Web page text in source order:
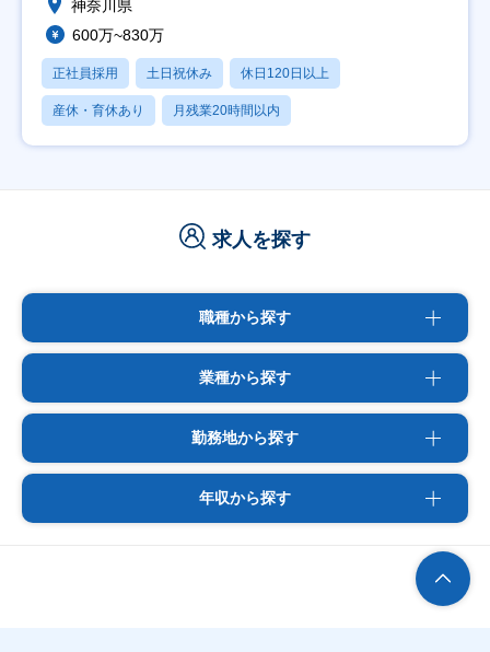
神奈川県
600万~830万
正社員採用 土日祝休み 休日120日以上
産休・育休あり 月残業20時間以内
求人を探す
職種から探す
業種から探す
勤務地から探す
年収から探す